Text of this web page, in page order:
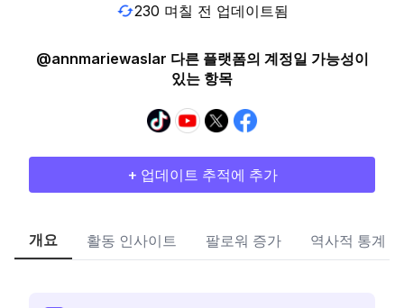
230 며칠 전 업데이트됨
@annmariewaslar 다른 플랫폼의 계정일 가능성이
있는 항목
+ 업데이트 추적에 추가
개요 활동 인사이트 팔로워 증가 역사적 통계